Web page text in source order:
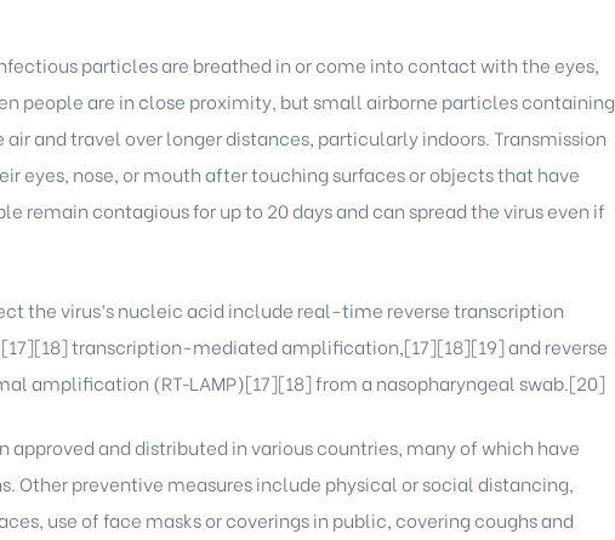
particles are breathed in or come into contact with the eyes,
people are in close proximity, but small airborne particles containing
and travel over longer distances, particularly indoors. Transmission
eyes, nose, or mouth after touching surfaces or objects that have
remain contagious for up to 20 days and can spread the virus even if
the virus’s nucleic acid include real-time reverse transcription
transcription-mediated amplification,[17][18][19] and reverse
amplification (RT‑LAMP)[17][18] from a nasopharyngeal swab.[20]
approved and distributed in various countries, many of which have
Other preventive measures include physical or social distancing,
use of face masks or coverings in public, covering coughs and